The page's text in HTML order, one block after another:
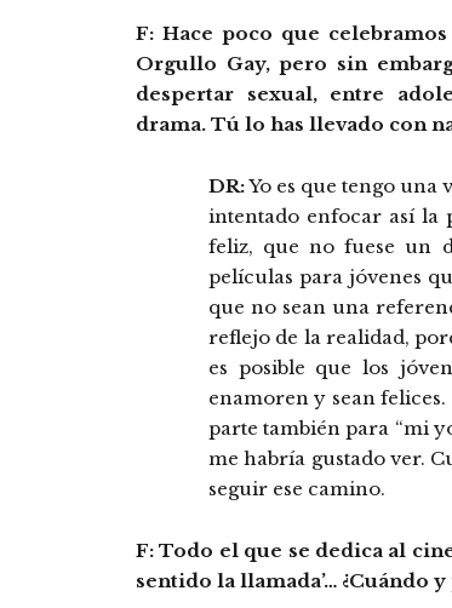
F: Hace poco que
Orgullo Gay, pero sin
despertar sexual, entre
drama. Tú lo has llevado con
DR:Yo es que tengo una
intentado enfocar así la
feliz, que no fuese un
películas para jóvenes
que no sean una
reflejo de la realidad,
es posible que los
enamoren y sean
parte también para “mi
me habría gustado ver.
seguir ese camino.
F: Todo el que se dedica al
sentido la llamada’… ¿Cuándo